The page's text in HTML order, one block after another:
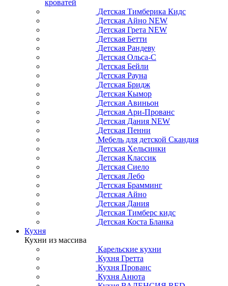
кроватей
Детская Тимберика Кидс
Детская Айно NEW
Детская Грета NEW
Детская Бетти
Детская Рандеву
Детская Ольса-С
Детская Бейли
Детская Рауна
Детская Бридж
Детская Кымор
Детская Авиньон
Детская Ари-Прованс
Детская Дания NEW
Детская Пенни
Мебель для детской Скандия
Детская Хельсинки
Детская Классик
Детская Сиело
Детская Лебо
Детская Брамминг
Детская Айно
Детская Дания
Детская Тимберс кидс
Детская Коста Бланка
Кухня
Кухни из массива
Карельские кухни
Кухня Гретта
Кухня Прованс
Кухня Анюта